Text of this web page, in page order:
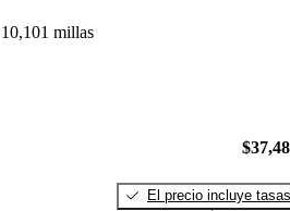
10,101 millas
El precio incluye tasas